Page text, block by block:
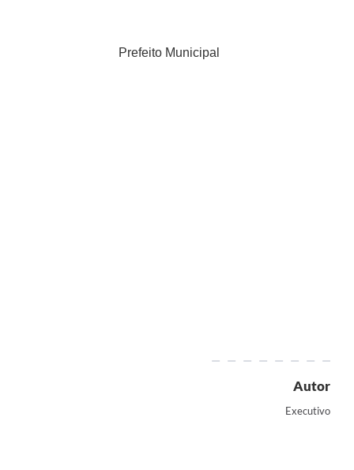
Prefeito Municipal
Autor
Executivo